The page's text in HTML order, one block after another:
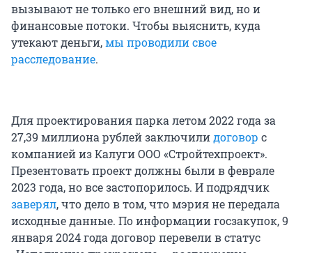
вызывают не только его внешний вид, но и
финансовые потоки. Чтобы выяснить, куда
утекают деньги,мы проводили свое
расследование.
Для проектирования парка летом 2022 года за
27,39 миллиона рублей заключилидоговор с
компанией из Калуги ООО «Стройтехпроект».
Презентовать проект должны были в феврале
2023 года, но все застопорилось. И подрядчик
заверял, что дело в том, что мэрия не передала
исходные данные. По информации госзакупок, 9
января 2024 года договор перевели в статус